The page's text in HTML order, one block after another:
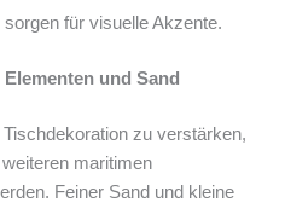
für visuelle Akzente.
und Sand
zu verstärken,
maritimen
Feiner Sand und kleine